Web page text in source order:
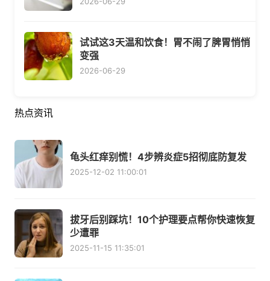
试试这3天温和饮食！胃不闹了脾胃悄悄
变强
2026-06-29
热点资讯
龟头红痒别慌！4步辨炎症5招彻底防复发
2025-12-02 11:00:01
拔牙后别踩坑！10个护理要点帮你快速恢复
少遭罪
2025-11-15 11:35:01